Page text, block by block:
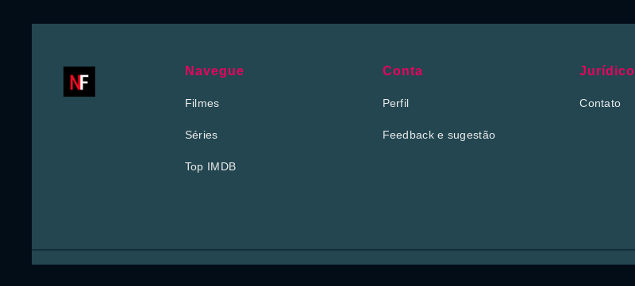
Navegue
Filmes
Séries
Top IMDB
Conta
Perfil
Feedback e sugestão
Jurídico
Contato